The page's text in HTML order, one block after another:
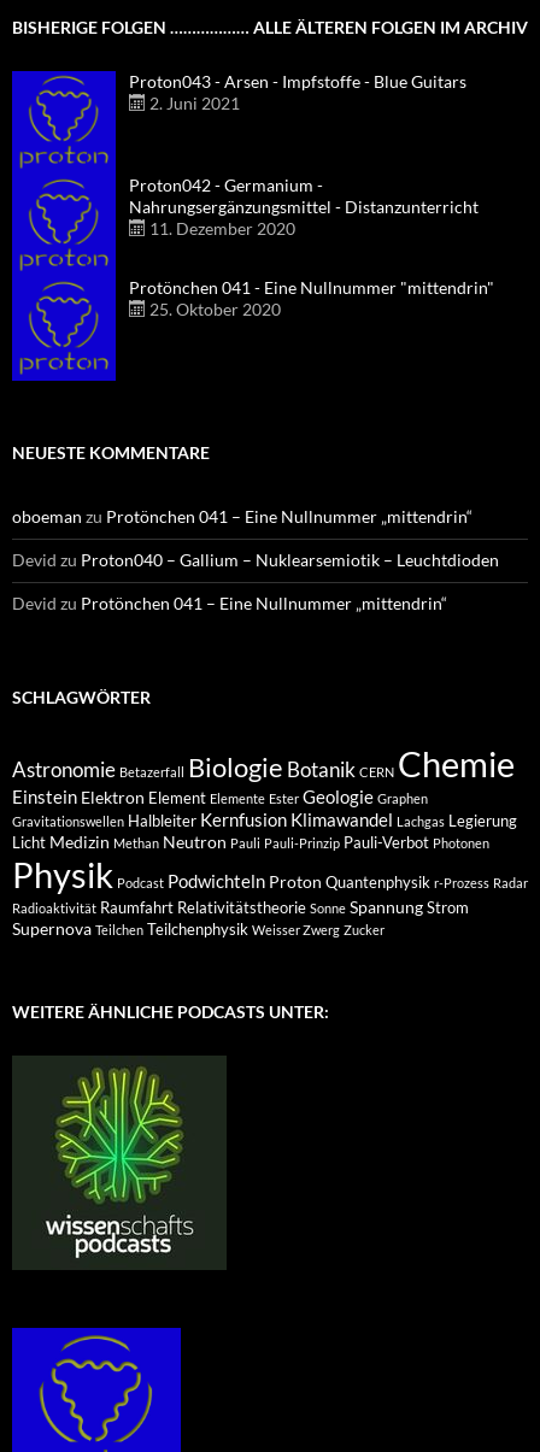
BISHERIGE FOLGEN ……………… ALLE ÄLTEREN FOLGEN IM ARCHIV
Proton043 - Arsen - Impfstoffe - Blue Guitars
2. Juni 2021
Proton042 - Germanium -
Nahrungsergänzungsmittel - Distanzunterricht
11. Dezember 2020
Protönchen 041 - Eine Nullnummer "mittendrin"
25. Oktober 2020
NEUESTE KOMMENTARE
oboeman zu Protönchen 041 – Eine Nullnummer „mittendrin“
Devid zu Proton040 – Gallium – Nuklearsemiotik – Leuchtdioden
Devid zu Protönchen 041 – Eine Nullnummer „mittendrin“
SCHLAGWÖRTER
Astronomie Betazerfall Biologie Botanik CERN Chemie
Einstein Elektron Element Elemente Ester Geologie Graphen
Gravitationswellen Halbleiter Kernfusion Klimawandel Lachgas Legierung
Licht Medizin Methan Neutron Pauli Pauli-Prinzip Pauli-Verbot Photonen
Physik Podcast Podwichteln Proton Quantenphysik r-Prozess Radar
Radioaktivität Raumfahrt Relativitätstheorie Sonne Spannung Strom
Supernova Teilchen Teilchenphysik Weisser Zwerg Zucker
WEITERE ÄHNLICHE PODCASTS UNTER: